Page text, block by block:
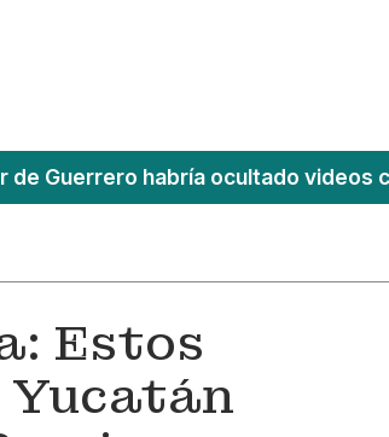
de Guerrero habría ocultado videos
Estos
Yucatán